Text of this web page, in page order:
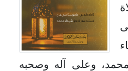
محمد، وعلى آله وصحبه